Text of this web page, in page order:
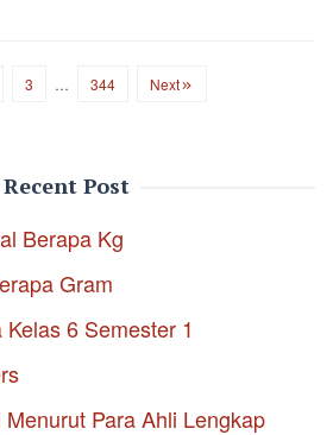
3 … 344 Next
Recent Post
Berapa Kg
Gram
6 Semester 1
Para Ahli Lengkap